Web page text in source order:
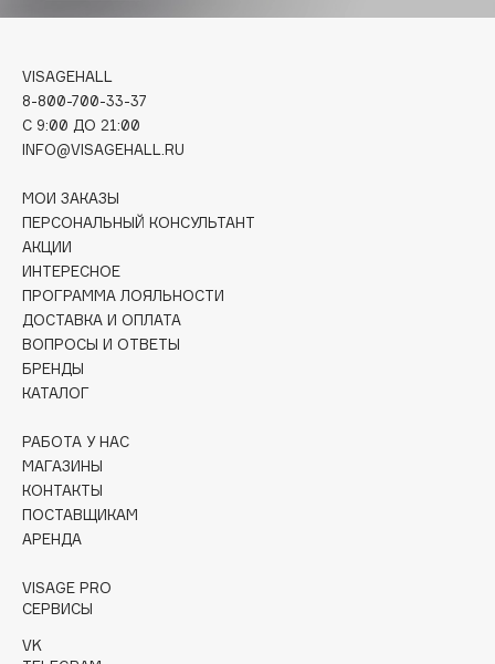
DABO
DARLING*
Darphin
Deonica
Dessange
Dior
Divage
Dolce & Gabbana
Dolomit
Dorco
Dr. Vranjes Firenze
Dr.Ceuracle
Dr.Jart+
Dyson
VISAGEHALL
8-800-700-33-37
C 9:00 ДО 21:00
INFO@VISAGEHALL.RU
МОИ ЗАКАЗЫ
ПЕРСОНАЛЬНЫЙ КОНСУЛЬТАНТ
АКЦИИ
ИНТЕРЕСНОЕ
ПРОГРАММА ЛОЯЛЬНОСТИ
ДОСТАВКА И ОПЛАТА
ВОПРОСЫ И ОТВЕТЫ
БРЕНДЫ
КАТАЛОГ
РАБОТА У НАС
МАГАЗИНЫ
КОНТАКТЫ
ПОСТАВЩИКАМ
АРЕНДА
VISAGE PRO
СЕРВИСЫ
VK